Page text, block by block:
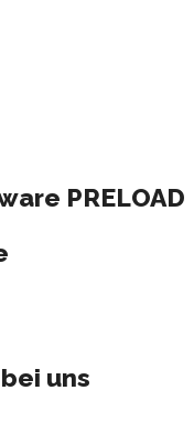
PRELOAD
uns